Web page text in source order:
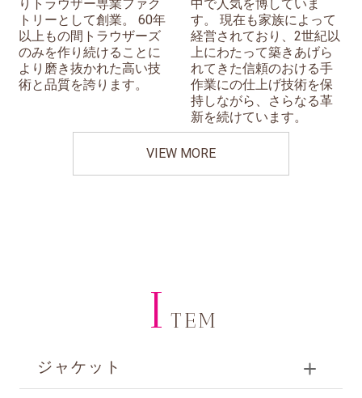
りトラウザー専業ファク
トリーとして創業。 60年
以上もの間トラウザーズ
のみを作り続けることに
より磨き抜かれた高い技
術と品質を誇ります。
中で人気を博していま
す。 現在も家族によって
経営されており、2世紀以
上にわたって築きあげら
れてきた信頼のおける手
作業にの仕上げ技術を保
持しながら、さらなる革
新を続けています。
VIEW MORE
I TEM
ジャケット